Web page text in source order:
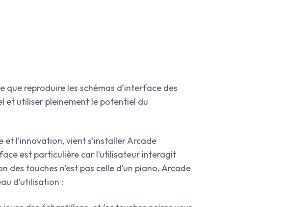
que reproduire les schémas d’interface des
et utiliser pleinement le potentiel du
l’innovation, vient s’installer Arcade
est particulière car l’utilisateur interagit
touches n’est pas celle d’un piano. Arcade
d’utilisation :